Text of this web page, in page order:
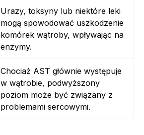
Urazy, toksyny lub niektóre leki
mogą spowodować uszkodzenie
komórek wątroby, wpływając na
enzymy.
Chociaż AST głównie występuje
w wątrobie, podwyższony
poziom może być związany z
problemami sercowymi.